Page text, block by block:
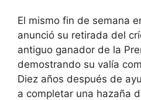
El mismo fin de semana
anunció su retirada del
antiguo ganador de la
demostrando su valía
Diez años después de
a completar una hazaña